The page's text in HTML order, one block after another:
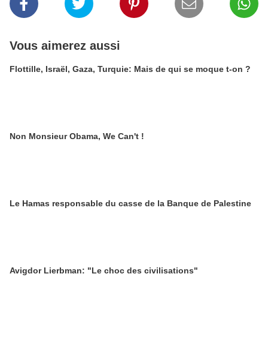
Vous aimerez aussi
Flottille, Israël, Gaza, Turquie: Mais de qui se moque t-on ?
Non Monsieur Obama, We Can't !
Le Hamas responsable du casse de la Banque de Palestine
Avigdor Lierbman: "Le choc des civilisations"